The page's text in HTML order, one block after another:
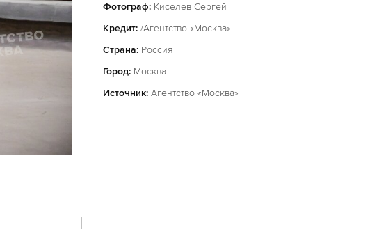
Фотограф: Киселев Сергей
Кредит: /Агентство «Москва»
Страна: Россия
Город: Москва
Источник: Агентство «Москва»